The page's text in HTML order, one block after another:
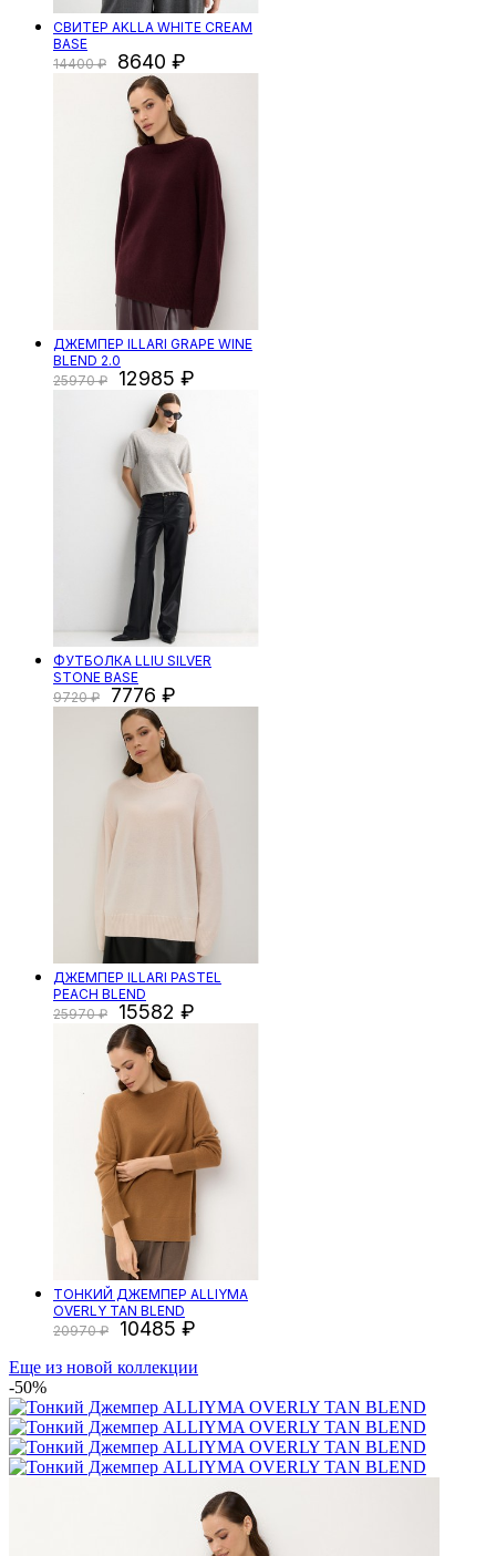
СВИТЕР AKLLA WHITE CREAM
BASE
14400
8640
ДЖЕМПЕР ILLARI GRAPE WINE
BLEND 2.0
25970
12985
ФУТБОЛКА LLIU SILVER
STONE BASE
9720
7776
ДЖЕМПЕР ILLARI PASTEL
PEACH BLEND
25970
15582
ТОНКИЙ ДЖЕМПЕР ALLIYMA
OVERLY TAN BLEND
20970
10485
Еще из новой коллекции
-50%